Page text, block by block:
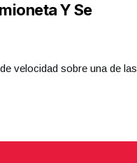
Y Se
velocidad sobre una de las